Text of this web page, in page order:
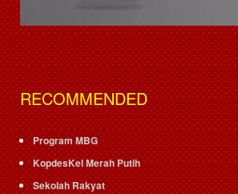
RECOMMENDED
Program MBG
KopdesKel Merah Putih
Sekolah Rakyat